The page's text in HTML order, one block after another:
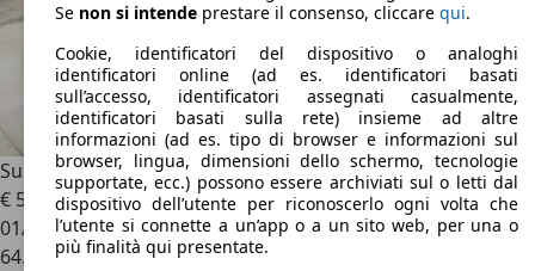
Suzuki SamuraiSamurai P.L. 1.3 JX De Luxe cat.
€ 5.900
01/1994
64.817 km
Se non si intende prestare il consenso, cliccare qui.
Cookie, identificatori del dispositivo o analoghi
identificatori online (ad es. identificatori basati
sull’accesso, identificatori assegnati casualmente,
identificatori basati sulla rete) insieme ad altre
informazioni (ad es. tipo di browser e informazioni sul
browser, lingua, dimensioni dello schermo, tecnologie
supportate, ecc.) possono essere archiviati sul o letti dal
dispositivo dell’utente per riconoscerlo ogni volta che
l’utente si connette a un’app o a un sito web, per una o
più finalità qui presentate.